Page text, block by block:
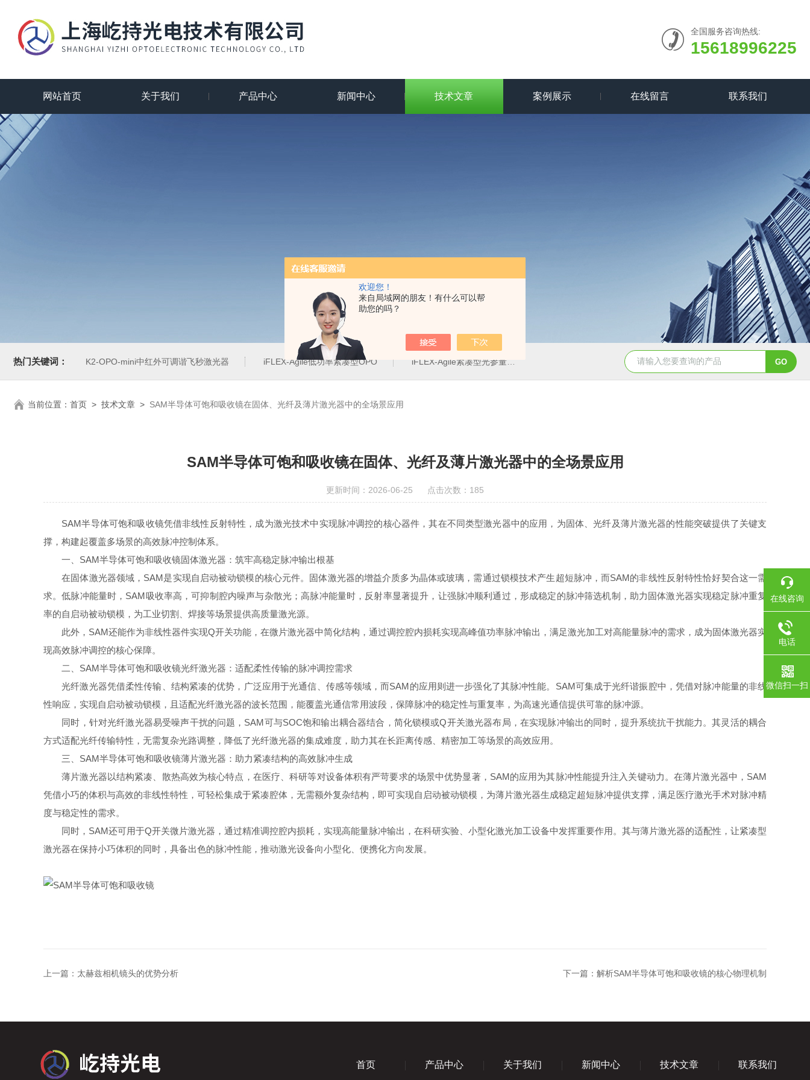
欢迎您！
来自局域网的朋友！有什么可以帮
助您的吗？
全国服务咨询热线:
15618996225
网站首页 关于我们 产品中心 新闻中心 技术文章 案例展示 在线留言 联系我们
热门关键词： K2-OPO-mini中红外可调谐飞秒激光器 iFLEX-Agile低功率紧凑型OPO iFLEX-Agile紧凑型光参量振荡器 EW-λ红外零级波片-固定波长 THz 可调谐精密衰减器
当前位置： 首页 > 技术文章 > SAM半导体可饱和吸收镜在固体、光纤及薄片激光器中的全场景应用
SAM半导体可饱和吸收镜在固体、光纤及薄片激光器中的全场景应用
更新时间：2026-06-25 点击次数：185
SAM半导体可饱和吸收镜凭借非线性反射特性，成为激光技术中实现脉冲调控的核心器件，其在不同类型激光器中的应用，为固体、光纤及薄片激光器的性能突破提供了关键支
撑，构建起覆盖多场景的高效脉冲控制体系。
一、SAM半导体可饱和吸收镜固体激光器：筑牢高稳定脉冲输出根基
在固体激光器领域，SAM是实现自启动被动锁模的核心元件。固体激光器的增益介质多为晶体或玻璃，需通过锁模技术产生超短脉冲，而SAM的非线性反射特性恰好契合这一需
求。低脉冲能量时，SAM吸收率高，可抑制腔内噪声与杂散光；高脉冲能量时，反射率显著提升，让强脉冲顺利通过，形成稳定的脉冲筛选机制，助力固体激光器实现稳定脉冲重复
率的自启动被动锁模，为工业切割、焊接等场景提供高质量激光源。
此外，SAM还能作为非线性器件实现Q开关功能，在微片激光器中简化结构，通过调控腔内损耗实现高峰值功率脉冲输出，满足激光加工对高能量脉冲的需求，成为固体激光器实
现高效脉冲调控的核心保障。
二、SAM半导体可饱和吸收镜光纤激光器：适配柔性传输的脉冲调控需求
光纤激光器凭借柔性传输、结构紧凑的优势，广泛应用于光通信、传感等领域，而SAM的应用则进一步强化了其脉冲性能。SAM可集成于光纤谐振腔中，凭借对脉冲能量的非线
性响应，实现自启动被动锁模，且适配光纤激光器的波长范围，能覆盖光通信常用波段，保障脉冲的稳定性与重复率，为高速光通信提供可靠的脉冲源。
同时，针对光纤激光器易受噪声干扰的问题，SAM可与SOC饱和输出耦合器结合，简化锁模或Q开关激光器布局，在实现脉冲输出的同时，提升系统抗干扰能力。其灵活的耦合
方式适配光纤传输特性，无需复杂光路调整，降低了光纤激光器的集成难度，助力其在长距离传感、精密加工等场景的高效应用。
三、SAM半导体可饱和吸收镜薄片激光器：助力紧凑结构的高效脉冲生成
薄片激光器以结构紧凑、散热高效为核心特点，在医疗、科研等对设备体积有严苛要求的场景中优势显著，SAM的应用为其脉冲性能提升注入关键动力。在薄片激光器中，SAM
凭借小巧的体积与高效的非线性特性，可轻松集成于紧凑腔体，无需额外复杂结构，即可实现自启动被动锁模，为薄片激光器生成稳定超短脉冲提供支撑，满足医疗激光手术对脉冲精
度与稳定性的需求。
同时，SAM还可用于Q开关微片激光器，通过精准调控腔内损耗，实现高能量脉冲输出，在科研实验、小型化激光加工设备中发挥重要作用。其与薄片激光器的适配性，让紧凑型
激光器在保持小巧体积的同时，具备出色的脉冲性能，推动激光设备向小型化、便携化方向发展。
上一篇： 太赫兹相机镜头的优势分析 下一篇： 解析SAM半导体可饱和吸收镜的核心物理机制
首页 产品中心 关于我们 新闻中心 技术文章 联系我们
在线咨询
电话
微信扫一扫